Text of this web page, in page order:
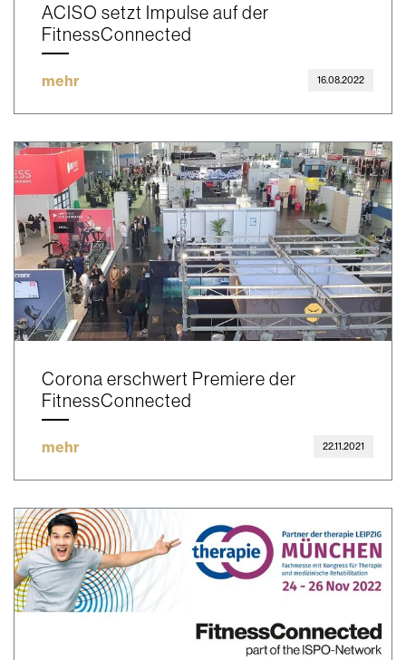
ACISO setzt Impulse auf der
FitnessConnected
mehr 16.08.2022
Corona erschwert Premiere der
FitnessConnected
mehr 22.11.2021